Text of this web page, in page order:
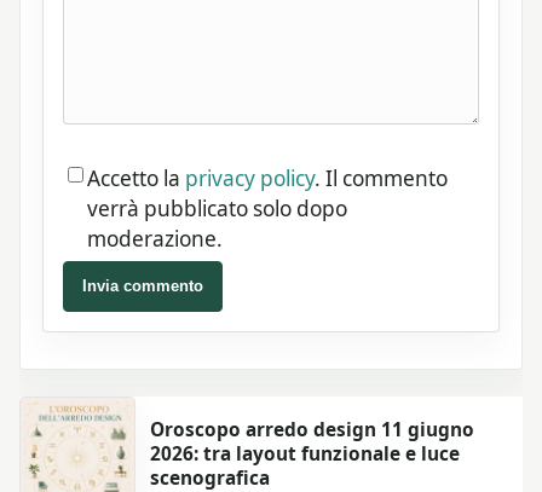
Accetto la privacy policy. Il commento
verrà pubblicato solo dopo
moderazione.
Invia commento
Oroscopo arredo design 11 giugno
2026: tra layout funzionale e luce
scenografica